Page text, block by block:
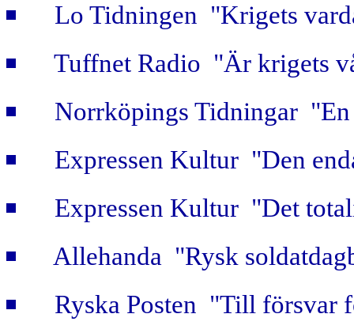
Lo Tidningen "Krigets
Tuffnet Radio "Är krigets
Norrköpings Tidningar
Expressen Kultur "Den
Expressen Kultur "Det
Allehanda "Rysk
Ryska Posten "Till försvar